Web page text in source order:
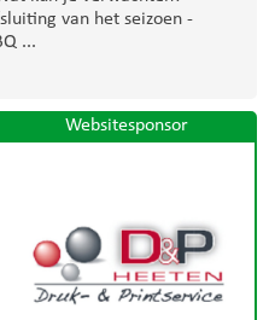
van het seizoen -
...
Websitesponsor